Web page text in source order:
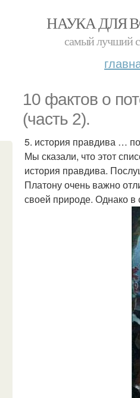
НАУКА ДЛЯ
самый лучший
10 фактов о
(часть 2).
5. история правдива …
Мы сказали, что этот
история правдива.
Платону очень важно
своей природе. Однако в